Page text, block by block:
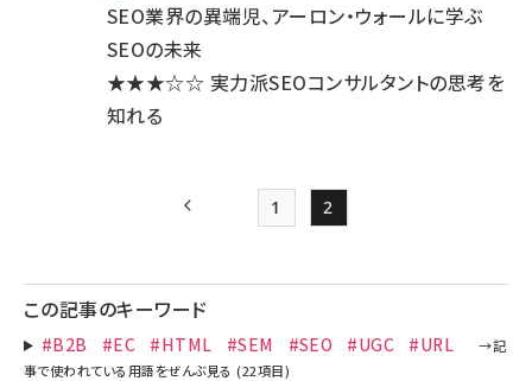
SEO業界の異端児、アーロン・ウォールに学ぶ
SEOの未来
★★★☆☆ 実力派SEOコンサルタントの思考を
知れる
送
り
前ページ Page
1
Page
2
この記事のキーワード
#B2B #EC #HTML #SEM #SEO #UGC #URL